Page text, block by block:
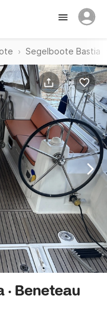
Segelboote Bastia
Beneteau